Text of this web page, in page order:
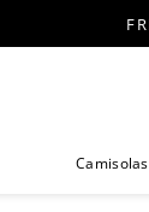
Camisolas